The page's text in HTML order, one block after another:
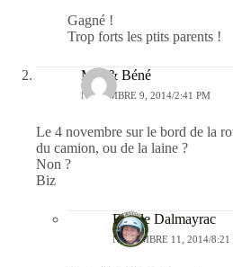
Gagné !
Trop forts les ptits parents !
Mat & Béné
NOVEMBRE 9, 2014/2:41 PM
Le 4 novembre sur le bord de la
du camion, ou de la laine ?
Non ?
Biz
Estelle Dalmayrac
NOVEMBRE 11, 2014/8:21